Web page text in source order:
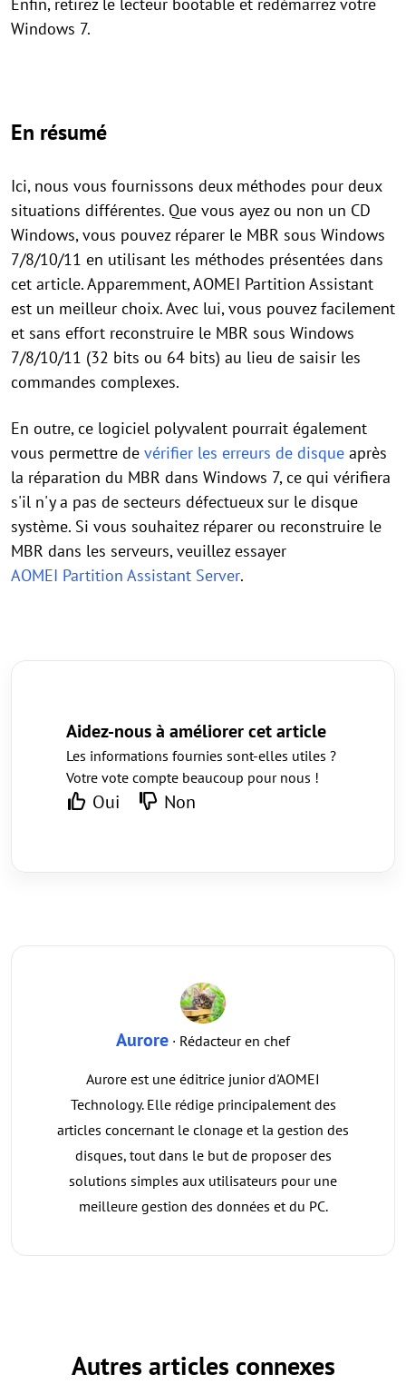
Windows 7.
En résumé
Ici, nous vous fournissons deux méthodes pour deux
situations différentes. Que vous ayez ou non un CD
Windows, vous pouvez réparer le MBR sous Windows
7/8/10/11 en utilisant les méthodes présentées dans
cet article. Apparemment, AOMEI Partition Assistant
est un meilleur choix. Avec lui, vous pouvez facilement
et sans effort reconstruire le MBR sous Windows
7/8/10/11 (32 bits ou 64 bits) au lieu de saisir les
commandes complexes.
En outre, ce logiciel polyvalent pourrait également
vous permettre de vérifier les erreurs de disque après
la réparation du MBR dans Windows 7, ce qui vérifiera
s'il n'y a pas de secteurs défectueux sur le disque
système. Si vous souhaitez réparer ou reconstruire le
MBR dans les serveurs, veuillez essayer
AOMEI Partition Assistant Server.
Aidez-nous à améliorer cet article
Les informations fournies sont-elles utiles ?
Votre vote compte beaucoup pour nous !
Oui Non
Aurore · Rédacteur en chef
Aurore est une éditrice junior d'AOMEI
Technology. Elle rédige principalement des
articles concernant le clonage et la gestion des
disques, tout dans le but de proposer des
solutions simples aux utilisateurs pour une
meilleure gestion des données et du PC.
Autres articles connexes